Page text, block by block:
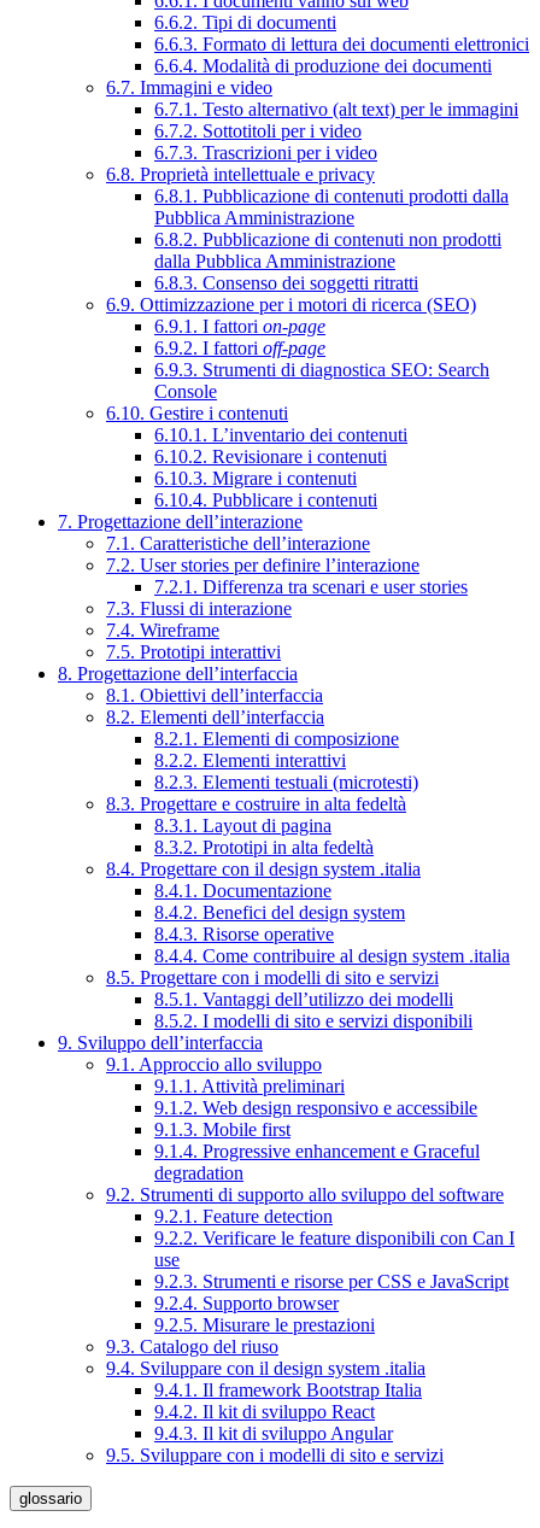
6.6.2. Tipi di documenti
6.6.3. Formato di lettura dei documenti elettronici
6.6.4. Modalità di produzione dei documenti
6.7. Immagini e video
6.7.1. Testo alternativo (alt text) per le immagini
6.7.2. Sottotitoli per i video
6.7.3. Trascrizioni per i video
6.8. Proprietà intellettuale e privacy
6.8.1. Pubblicazione di contenuti prodotti dalla
Pubblica Amministrazione
6.8.2. Pubblicazione di contenuti non prodotti
dalla Pubblica Amministrazione
6.8.3. Consenso dei soggetti ritratti
6.9. Ottimizzazione per i motori di ricerca (SEO)
6.9.1. I fattori on-page
6.9.2. I fattori off-page
6.9.3. Strumenti di diagnostica SEO: Search
Console
6.10. Gestire i contenuti
6.10.1. L’inventario dei contenuti
6.10.2. Revisionare i contenuti
6.10.3. Migrare i contenuti
6.10.4. Pubblicare i contenuti
7. Progettazione dell’interazione
7.1. Caratteristiche dell’interazione
7.2. User stories per definire l’interazione
7.2.1. Differenza tra scenari e user stories
7.3. Flussi di interazione
7.4. Wireframe
7.5. Prototipi interattivi
8. Progettazione dell’interfaccia
8.1. Obiettivi dell’interfaccia
8.2. Elementi dell’interfaccia
8.2.1. Elementi di composizione
8.2.2. Elementi interattivi
8.2.3. Elementi testuali (microtesti)
8.3. Progettare e costruire in alta fedeltà
8.3.1. Layout di pagina
8.3.2. Prototipi in alta fedeltà
8.4. Progettare con il design system .italia
8.4.1. Documentazione
8.4.2. Benefici del design system
8.4.3. Risorse operative
8.4.4. Come contribuire al design system .italia
8.5. Progettare con i modelli di sito e servizi
8.5.1. Vantaggi dell’utilizzo dei modelli
8.5.2. I modelli di sito e servizi disponibili
9. Sviluppo dell’interfaccia
9.1. Approccio allo sviluppo
9.1.1. Attività preliminari
9.1.2. Web design responsivo e accessibile
9.1.3. Mobile first
9.1.4. Progressive enhancement e Graceful
degradation
9.2. Strumenti di supporto allo sviluppo del software
9.2.1. Feature detection
9.2.2. Verificare le feature disponibili con Can I
use
9.2.3. Strumenti e risorse per CSS e JavaScript
9.2.4. Supporto browser
9.2.5. Misurare le prestazioni
9.3. Catalogo del riuso
9.4. Sviluppare con il design system .italia
9.4.1. Il framework Bootstrap Italia
9.4.2. Il kit di sviluppo React
9.4.3. Il kit di sviluppo Angular
9.5. Sviluppare con i modelli di sito e servizi
glossario